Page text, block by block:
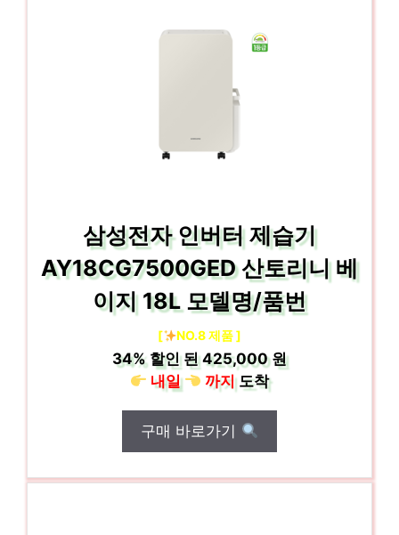
삼성전자 인버터 제습기
AY18CG7500GED 산토리니 베
이지 18L 모델명/품번
[ NO.8 제품 ]
34%할인 된425,000 원
내일
까지도착
구매 바로가기